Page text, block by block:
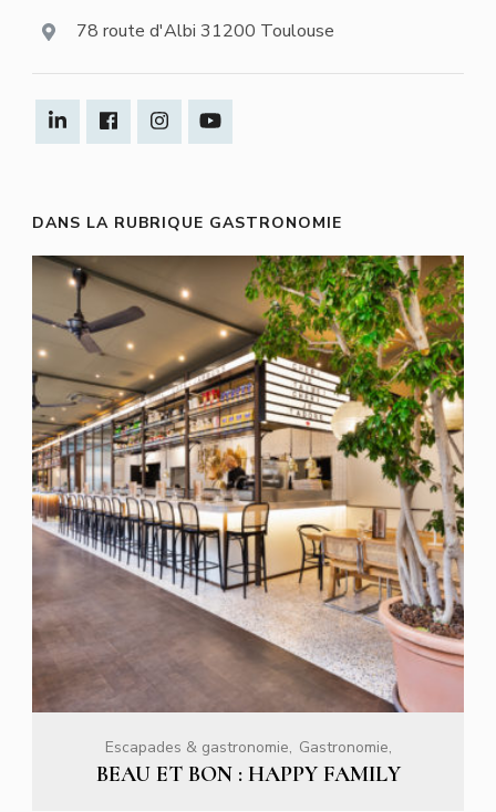
78 route d'Albi 31200 Toulouse
DANS LA RUBRIQUE GASTRONOMIE
Escapades & gastronomie Gastronomie
BEAU ET BON : HAPPY FAMILY